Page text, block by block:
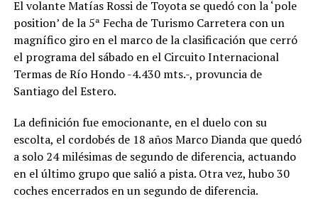
El volante Matías Rossi de Toyota se quedó con la ‘pole
position’ de la 5ª Fecha de Turismo Carretera con un
magnífico giro en el marco de la clasificación que cerró
el programa del sábado en el Circuito Internacional
Termas de Río Hondo -4.430 mts.-, provuncia de
Santiago del Estero.
La definición fue emocionante, en el duelo con su
escolta, el cordobés de 18 años Marco Dianda que quedó
a solo 24 milésimas de segundo de diferencia, actuando
en el último grupo que salió a pista. Otra vez, hubo 30
coches encerrados en un segundo de diferencia.